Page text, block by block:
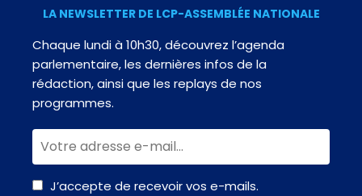
LA NEWSLETTER DE LCP-ASSEMBLÉE NATIONALE
Chaque lundi à 10h30, découvrez l’agenda
parlementaire, les dernières infos de la
rédaction, ainsi que les replays de nos
programmes.
J’accepte de recevoir vos e-mails.